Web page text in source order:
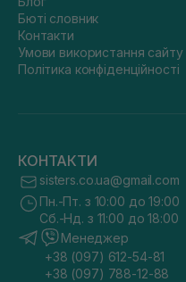
Бюті словник
Контакти
Умови використання сайту
Політика конфіденційності
КОНТАКТИ
sisters.co.ua@gmail.com
Пн.-Пт. з 10:00 до 19:00
Сб.-Нд. з 11:00 до 18:00
Менеджер
+38 (097) 612-54-81
+38 (097) 788-12-88